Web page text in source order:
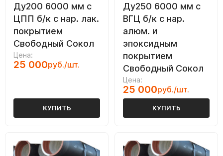
Ду200 6000 мм с
ЦПП б/к с нар. лак.
покрытием
Свободный Сокол
Цена:
25 000руб./шт.
КУПИТЬ
Ду250 6000 мм с
ВГЦ б/к с нар.
алюм. и
эпоксидным
покрытием
Свободный Сокол
Цена:
25 000руб./шт.
КУПИТЬ